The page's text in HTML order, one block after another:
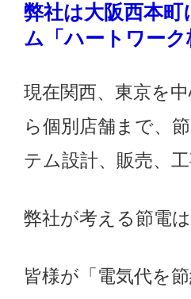
弊社は大阪西本
ム「ハートワーク
現在関西、東京を
ら個別店舗まで、
テム設計、販売、
弊社が考える節電は
皆様が「電気代を